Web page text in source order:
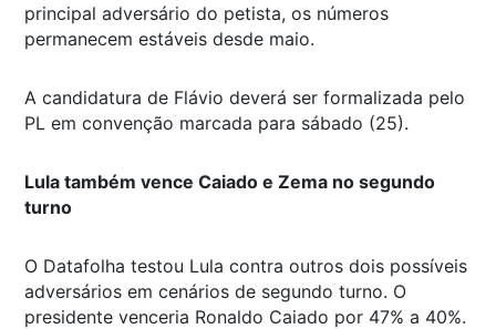
principal adversário do petista, os números
permanecem estáveis desde maio.
A candidatura de Flávio deverá ser formalizada pelo
PL em convenção marcada para sábado (25).
Lula também vence Caiado e Zema no segundo
turno
O Datafolha testou Lula contra outros dois possíveis
adversários em cenários de segundo turno. O
presidente venceria Ronaldo Caiado por 47% a 40%.